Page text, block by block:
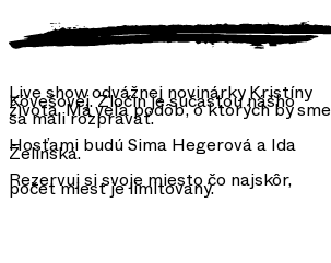
Live show odvážnej novinárky Kristíny
Kövešovej. Zločin je súčasťou nášho
života. Má veľa podôb, o ktorých by sme
sa mali rozprávať.
Hosťami budú Sima Hegerová a Ida
Želinská.
Rezervuj si svoje miesto čo najskôr,
počet miest je limitovaný.